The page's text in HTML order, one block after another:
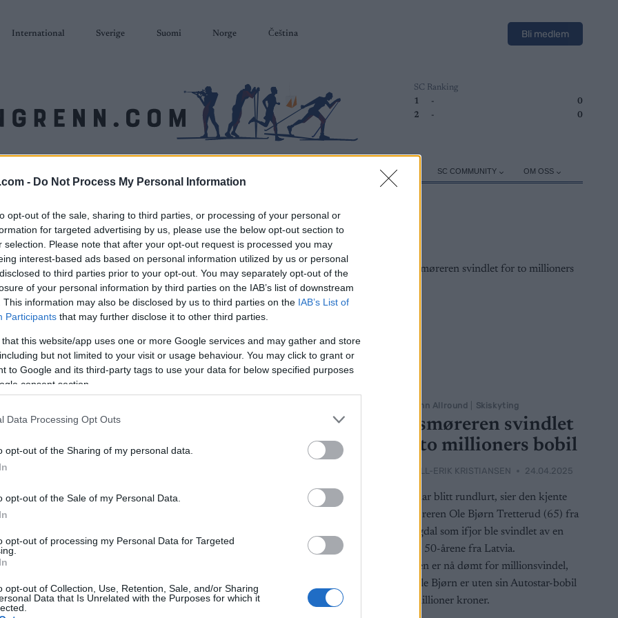
- Do Not Process My Personal Information
opt-out of the sale, sharing to third parties, or processing of your personal or
for targeted advertising by us, please use the below opt-out section to
selection. Please note that after your opt-out request is processed you may
interest-based ads based on personal information utilized by us or personal
to third parties prior to your opt-out. You may separately opt-out of the
of your personal information by third parties on the IAB’s list of downstream
This information may also be disclosed by us to third parties on the IAB’s List of
Participants that may further disclose it to other third parties.
that this website/app uses one or more Google services and may gather and store
but not limited to your visit or usage behaviour. You may click to grant or
to Google and its third-party tags to use your data for below specified purposes
consent section.
Data Processing Opt Outs
opt-out of the Sharing of my personal data.
opt-out of the Sale of my Personal Data.
opt-out of processing my Personal Data for Targeted
opt-out of Collection, Use, Retention, Sale, and/or Sharing
Data that Is Unrelated with the Purposes for which it
International Sverige Suomi Norge Čeština Bli medlem
SC Ranking
1
-
0
2
- 0
UTSTYR SC COMMUNITY OM OSS
møter hun
i retten
fengsel og
SCHEVE
bare for sitt navn og rykte:
skiskytterstjernen står
i rettssaken som starter på
Dramatisk ny vending
i svindelskandalen
Nytt sjokk i det franske landslaget: Nå har
Langrenn Allround Skiskyting
Skismøreren svindlet
for to millioners bobil
KJELL-ERIK KRISTIANSEN 24.04.2025
– Jeg har blitt rundlurt, sier den kjente
skismøreren Ole Bjørn Tretterud (65) fra
Hallingdal som ifjor ble svindlet av en
mann i 50-årene fra Latvia.
Mannen er nå dømt for millionsvindel,
men Ole Bjørn er uten sin Autostar-bobil
til to millioner kroner.